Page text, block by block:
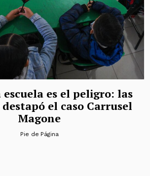
es el peligro: las
el caso Carrusel
Magone
Pie de Página